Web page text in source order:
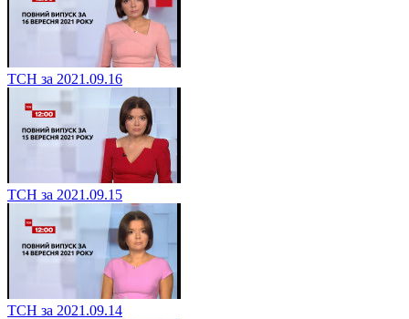
ТСН за 2021.09.16
ТСН за 2021.09.15
ТСН за 2021.09.14